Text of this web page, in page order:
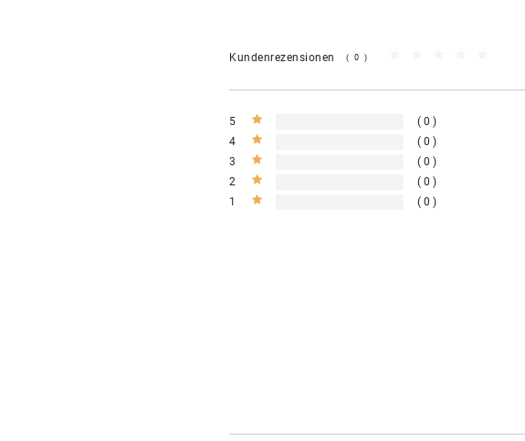
Kundenrezensionen (0)
5
0
4
0
3
0
2
0
1
0